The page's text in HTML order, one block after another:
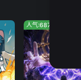
人气:687